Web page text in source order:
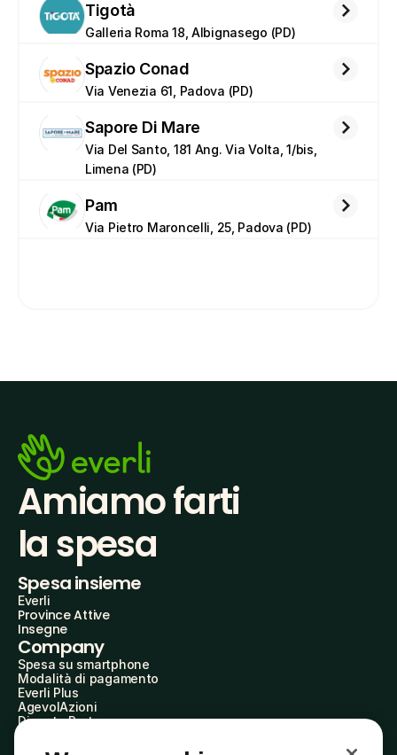
Tigotà
Galleria Roma 18, Albignasego (PD)
Spazio Conad
Via Venezia 61, Padova (PD)
Sapore Di Mare
Via Del Santo, 181 Ang. Via Volta, 1/bis,
Limena (PD)
Pam
Via Pietro Maroncelli, 25, Padova (PD)
Amiamo farti
la spesa
Spesa insieme
Everli
Province Attive
Insegne
Company
Spesa su smartphone
Modalità di pagamento
Everli Plus
AgevolAzioni
Diventa Partner
Everli Shoppers